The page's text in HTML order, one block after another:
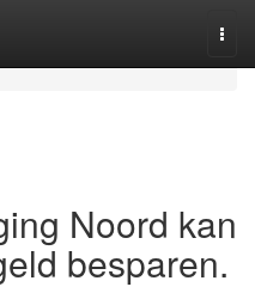
Noord kan
besparen.